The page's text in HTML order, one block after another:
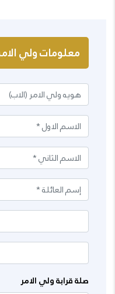
معلومات ولي
صلة قرابة ولي الامر